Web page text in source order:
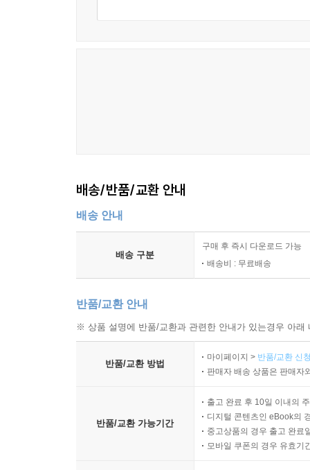
배송/반품/교환 안내
배송 안내
배송 구분
구매 후 즉시 다운로드 가능
배송비 : 무료배송
반품/교환 안내
※ 상품 설명에 반품/교환과 관련한 안내가 있는경우 아
반품/교환 방법
마이페이지 > 반품/교환 신
판매자 배송 상품은 판매자
반품/교환 가능기간
출고 완료 후 10일 이내의
디지털 콘텐츠인 eBook의
중고상품의 경우 출고 완료
모바일 쿠폰의 경우 유효기